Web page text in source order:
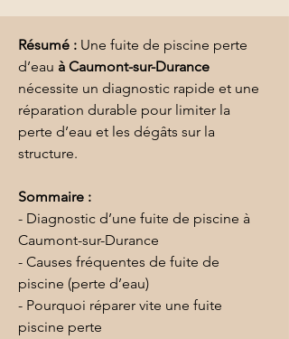
Résumé : Une fuite de piscine perte
d’eau à Caumont-sur-Durance
nécessite un diagnostic rapide et une
réparation durable pour limiter la
perte d’eau et les dégâts sur la
structure.
Sommaire :
- Diagnostic d’une fuite de piscine à
Caumont-sur-Durance
- Causes fréquentes de fuite de
piscine (perte d’eau)
- Pourquoi réparer vite une fuite
piscine perte